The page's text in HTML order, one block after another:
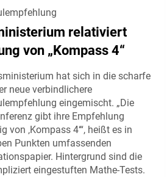
relativiert
von „Kompass 4“
hat sich in die scharfe
neue verbindlichere
eingemischt. „Die
gibt ihre Empfehlung
von ‚Kompass 4‘“, heißt es in
Punkten umfassenden
Hintergrund sind die
eingestuften Mathe-Tests.